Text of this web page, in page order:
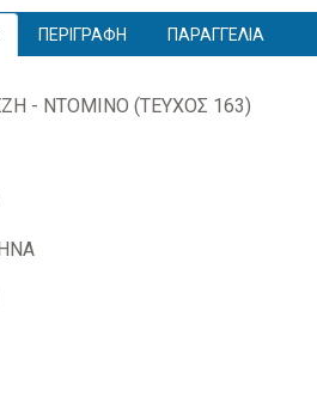
ΠΕΡΙΓΡΑΦΗ ΠΑΡΑΓΓΕΛΙΑ
- ΝΤΟΜΙΝΟ (ΤΕΥΧΟΣ 163)